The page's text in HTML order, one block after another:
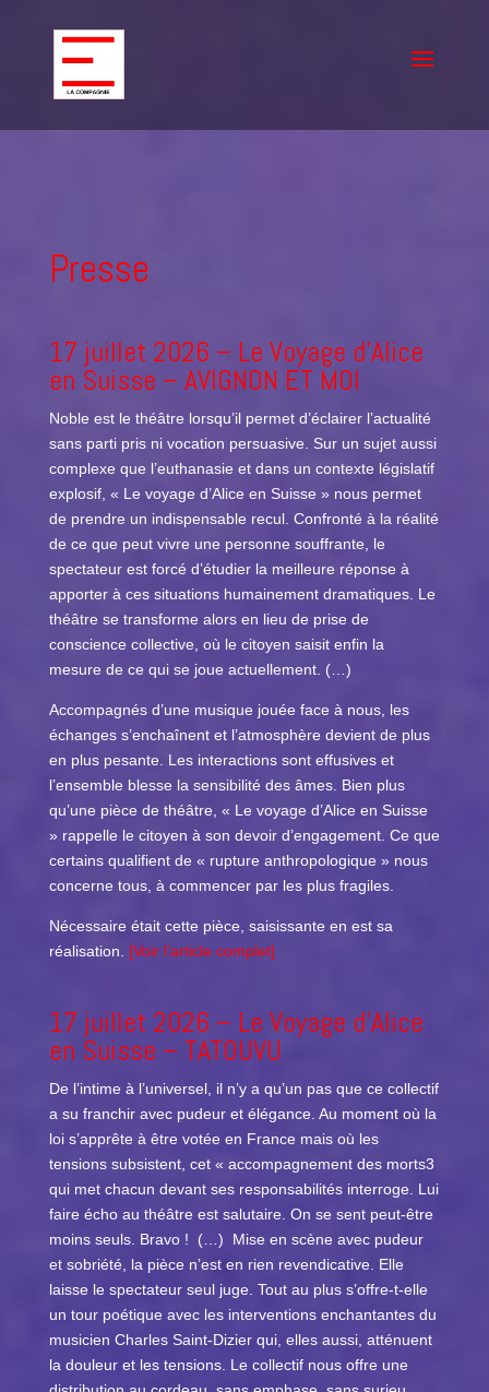
Presse
17 juillet 2026 – Le Voyage d’Alice
en Suisse – AVIGNON ET MOI
Noble est le théâtre lorsqu’il permet d’éclairer l’actualité
sans parti pris ni vocation persuasive. Sur un sujet aussi
complexe que l’euthanasie et dans un contexte législatif
explosif, « Le voyage d’Alice en Suisse » nous permet
de prendre un indispensable recul. Confronté à la réalité
de ce que peut vivre une personne souffrante, le
spectateur est forcé d’étudier la meilleure réponse à
apporter à ces situations humainement dramatiques. Le
théâtre se transforme alors en lieu de prise de
conscience collective, où le citoyen saisit enfin la
mesure de ce qui se joue actuellement. (…)
Accompagnés d’une musique jouée face à nous, les
échanges s’enchaînent et l’atmosphère devient de plus
en plus pesante. Les interactions sont effusives et
l’ensemble blesse la sensibilité des âmes. Bien plus
qu’une pièce de théâtre, « Le voyage d’Alice en Suisse
» rappelle le citoyen à son devoir d’engagement. Ce que
certains qualifient de « rupture anthropologique » nous
concerne tous, à commencer par les plus fragiles.
Nécessaire était cette pièce, saisissante en est sa
réalisation. [Voir l’article complet]
17 juillet 2026 – Le Voyage d’Alice
en Suisse – TATOUVU
De l’intime à l’universel, il n’y a qu’un pas que ce collectif
a su franchir avec pudeur et élégance. Au moment où la
loi s’apprête à être votée en France mais où les
tensions subsistent, cet « accompagnement des morts3
qui met chacun devant ses responsabilités interroge. Lui
faire écho au théâtre est salutaire. On se sent peut-être
moins seuls. Bravo ! (…) Mise en scène avec pudeur
et sobriété, la pièce n’est en rien revendicative. Elle
laisse le spectateur seul juge. Tout au plus s’offre-t-elle
un tour poétique avec les interventions enchantantes du
musicien Charles Saint-Dizier qui, elles aussi, atténuent
la douleur et les tensions. Le collectif nous offre une